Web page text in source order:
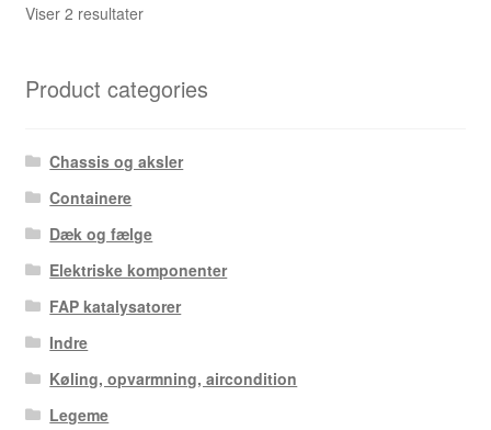
Viser 2 resultaterSorteret
Product categories
Chassis og aksler
Containere
Dæk og fælge
Elektriske komponenter
FAP katalysatorer
Indre
Køling, opvarmning, aircondition
Legeme